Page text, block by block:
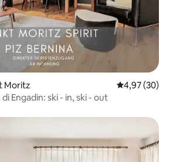
Moritz Nilai rata-rata
4,97 (30)
Engadin: ski - in, ski - out